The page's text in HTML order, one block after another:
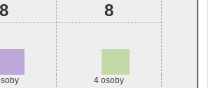
8 8
4 osoby